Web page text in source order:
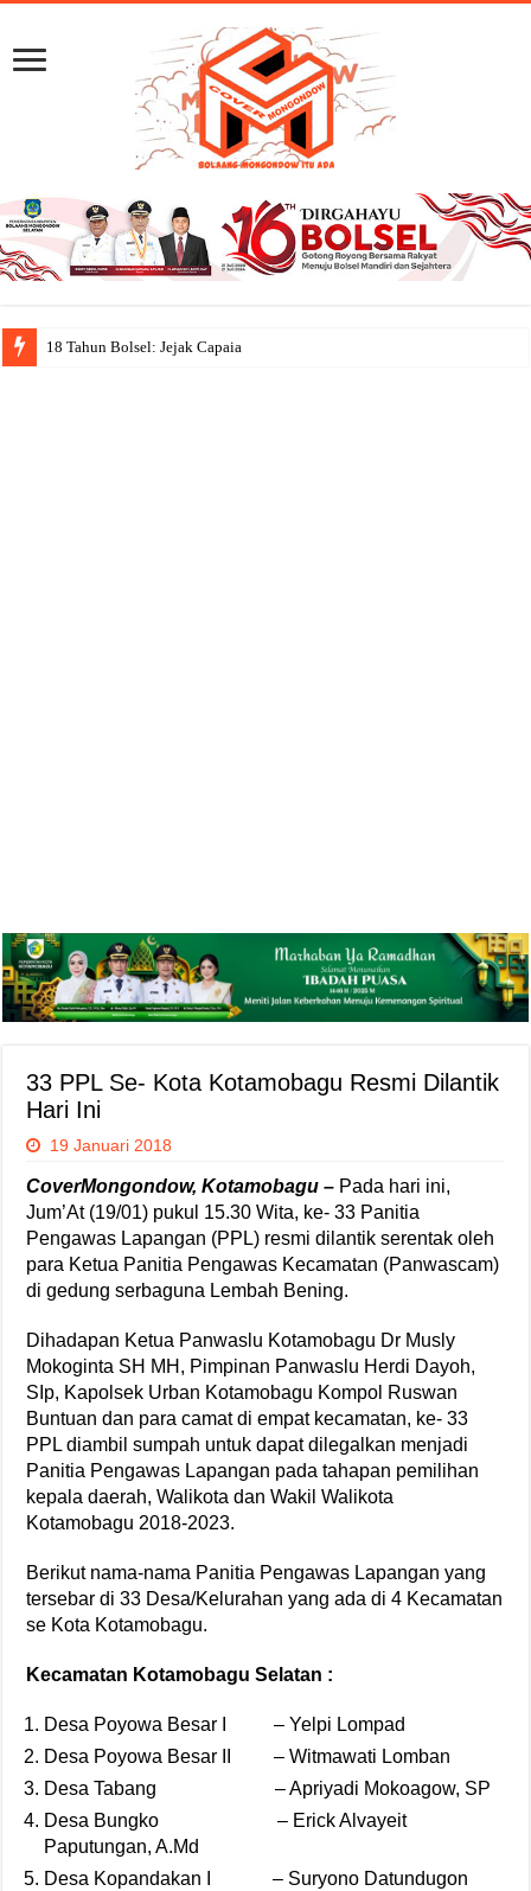
18 Tahun Bolsel: Jejak Capaian, Semangat Goto
33 PPL Se- Kota Kotamobagu Resmi Dilantik
Hari Ini
19 Januari 2018
CoverMongondow, Kotamobagu – Pada hari ini,
Jum’At (19/01) pukul 15.30 Wita, ke- 33 Panitia
Pengawas Lapangan (PPL) resmi dilantik serentak oleh
para Ketua Panitia Pengawas Kecamatan (Panwascam)
di gedung serbaguna Lembah Bening.
Dihadapan Ketua Panwaslu Kotamobagu Dr Musly
Mokoginta SH MH, Pimpinan Panwaslu Herdi Dayoh,
SIp, Kapolsek Urban Kotamobagu Kompol Ruswan
Buntuan dan para camat di empat kecamatan, ke- 33
PPL diambil sumpah untuk dapat dilegalkan menjadi
Panitia Pengawas Lapangan pada tahapan pemilihan
kepala daerah, Walikota dan Wakil Walikota
Kotamobagu 2018-2023.
Berikut nama-nama Panitia Pengawas Lapangan yang
tersebar di 33 Desa/Kelurahan yang ada di 4 Kecamatan
se Kota Kotamobagu.
Kecamatan Kotamobagu Selatan :
Desa Poyowa Besar I – Yelpi Lompad
Desa Poyowa Besar II – Witmawati Lomban
Desa Tabang – Apriyadi Mokoagow, SP
Desa Bungko – Erick Alvayeit
Paputungan, A.Md
Desa Kopandakan I – Suryono Datundugon